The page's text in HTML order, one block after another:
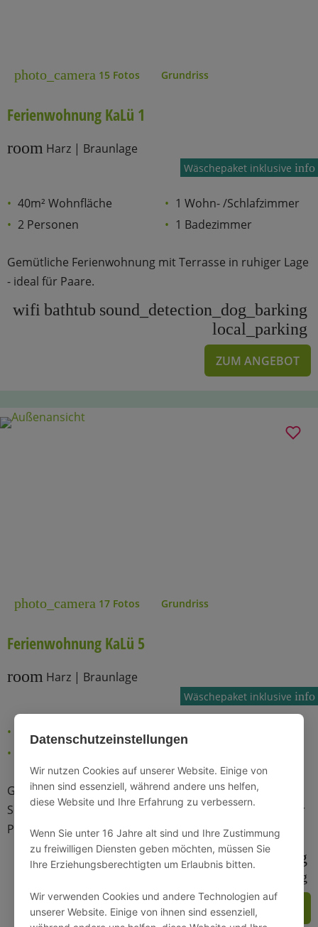
Datenschutzeinstellungen
Wir nutzen Cookies auf unserer Website. Einige von
ihnen sind essenziell, während andere uns helfen,
diese Website und Ihre Erfahrung zu verbessern.
Wenn Sie unter 16 Jahre alt sind und Ihre Zustimmung
zu freiwilligen Diensten geben möchten, müssen Sie
Ihre Erziehungsberechtigten um Erlaubnis bitten.
Wir verwenden Cookies und andere Technologien auf
unserer Website. Einige von ihnen sind essenziell,
photo_camera 15 Fotos Grundriss
Ferienwohnung KaLü 1
room Harz | Braunlage
Wäschepaket inklusiveinfo
40m² Wohnfläche
2 Personen
1 Wohn- /Schlafzimmer
1 Badezimmer
Gemütliche Ferienwohnung mit Terrasse in ruhiger Lage
- ideal für Paare.
wifi bathtub sound_detection_dog_barking
local_parking
ZUM ANGEBOT
photo_camera 17 Fotos Grundriss
Ferienwohnung KaLü 5
room Harz | Braunlage
Wäschepaket inklusive info
46m² Wohnfläche
Gemütliche Dachgeschosswohnung mit separatem
Schlafzimmer und gemütlichem Wohnbereich - ideal für
Paare.
wifi bathtub local_parking
sound_detection_dog_barking
ZUM ANGEBOT